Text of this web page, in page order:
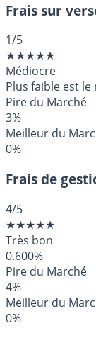
Frais sur
1/5
★★★★★
Médiocre
Plus faible est le
Pire du Marché
3%
Meilleur du
0%
Frais de
4/5
★★★★★
Très bon
0.600%
Pire du Marché
4%
Meilleur du
0%